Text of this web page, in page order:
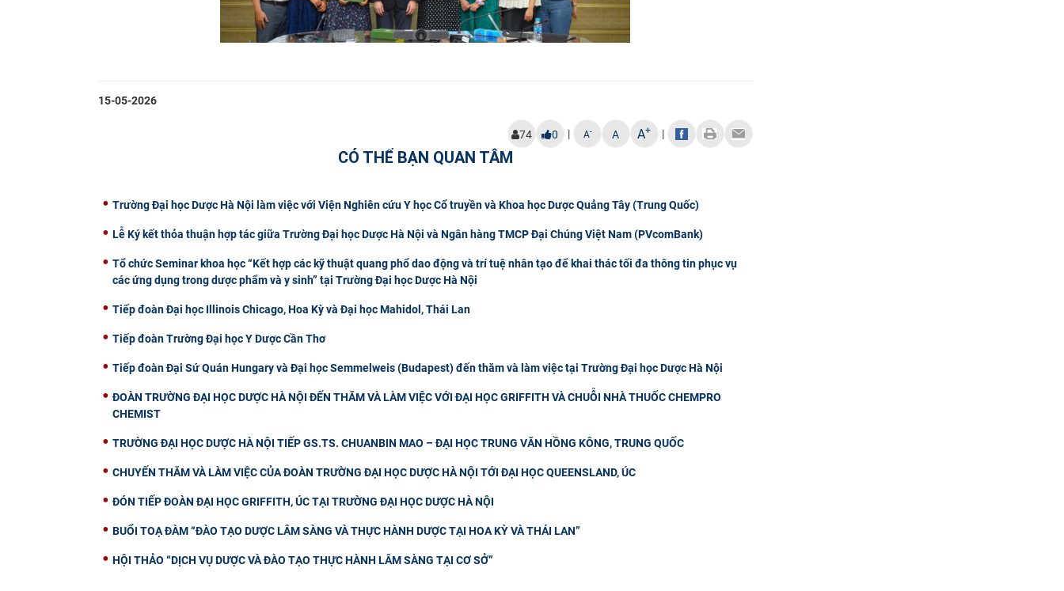
15-05-2026
74 0 | A- A A+ |
CÓ THỂ BẠN QUAN TÂM
Trường Đại học Dược Hà Nội làm việc với Viện Nghiên cứu Y học Cổ truyền và Khoa học Dược Quảng Tây (Trung Quốc)
Lễ Ký kết thỏa thuận hợp tác giữa Trường Đại học Dược Hà Nội và Ngân hàng TMCP Đại Chúng Việt Nam (PVcomBank)
Tổ chức Seminar khoa học “Kết hợp các kỹ thuật quang phổ dao động và trí tuệ nhân tạo để khai thác tối đa thông tin phục vụ
các ứng dụng trong dược phẩm và y sinh” tại Trường Đại học Dược Hà Nội
Tiếp đoàn Đại học Illinois Chicago, Hoa Kỳ và Đại học Mahidol, Thái Lan
Tiếp đoàn Trường Đại học Y Dược Cần Thơ
Tiếp đoàn Đại Sứ Quán Hungary và Đại học Semmelweis (Budapest) đến thăm và làm việc tại Trường Đại học Dược Hà Nội
ĐOÀN TRƯỜNG ĐẠI HỌC DƯỢC HÀ NỘI ĐẾN THĂM VÀ LÀM VIỆC VỚI ĐẠI HỌC GRIFFITH VÀ CHUỖI NHÀ THUỐC CHEMPRO
CHEMIST
TRƯỜNG ĐẠI HỌC DƯỢC HÀ NỘI TIẾP GS.TS. CHUANBIN MAO – ĐẠI HỌC TRUNG VĂN HỒNG KÔNG, TRUNG QUỐC
CHUYẾN THĂM VÀ LÀM VIỆC CỦA ĐOÀN TRƯỜNG ĐẠI HỌC DƯỢC HÀ NỘI TỚI ĐẠI HỌC QUEENSLAND, ÚC
ĐÓN TIẾP ĐOÀN ĐẠI HỌC GRIFFITH, ÚC TẠI TRƯỜNG ĐẠI HỌC DƯỢC HÀ NỘI
BUỔI TOẠ ĐÀM “ĐÀO TẠO DƯỢC LÂM SÀNG VÀ THỰC HÀNH DƯỢC TẠI HOA KỲ VÀ THÁI LAN”
HỘI THẢO “DỊCH VỤ DƯỢC VÀ ĐÀO TẠO THỰC HÀNH LÂM SÀNG TẠI CƠ SỞ”